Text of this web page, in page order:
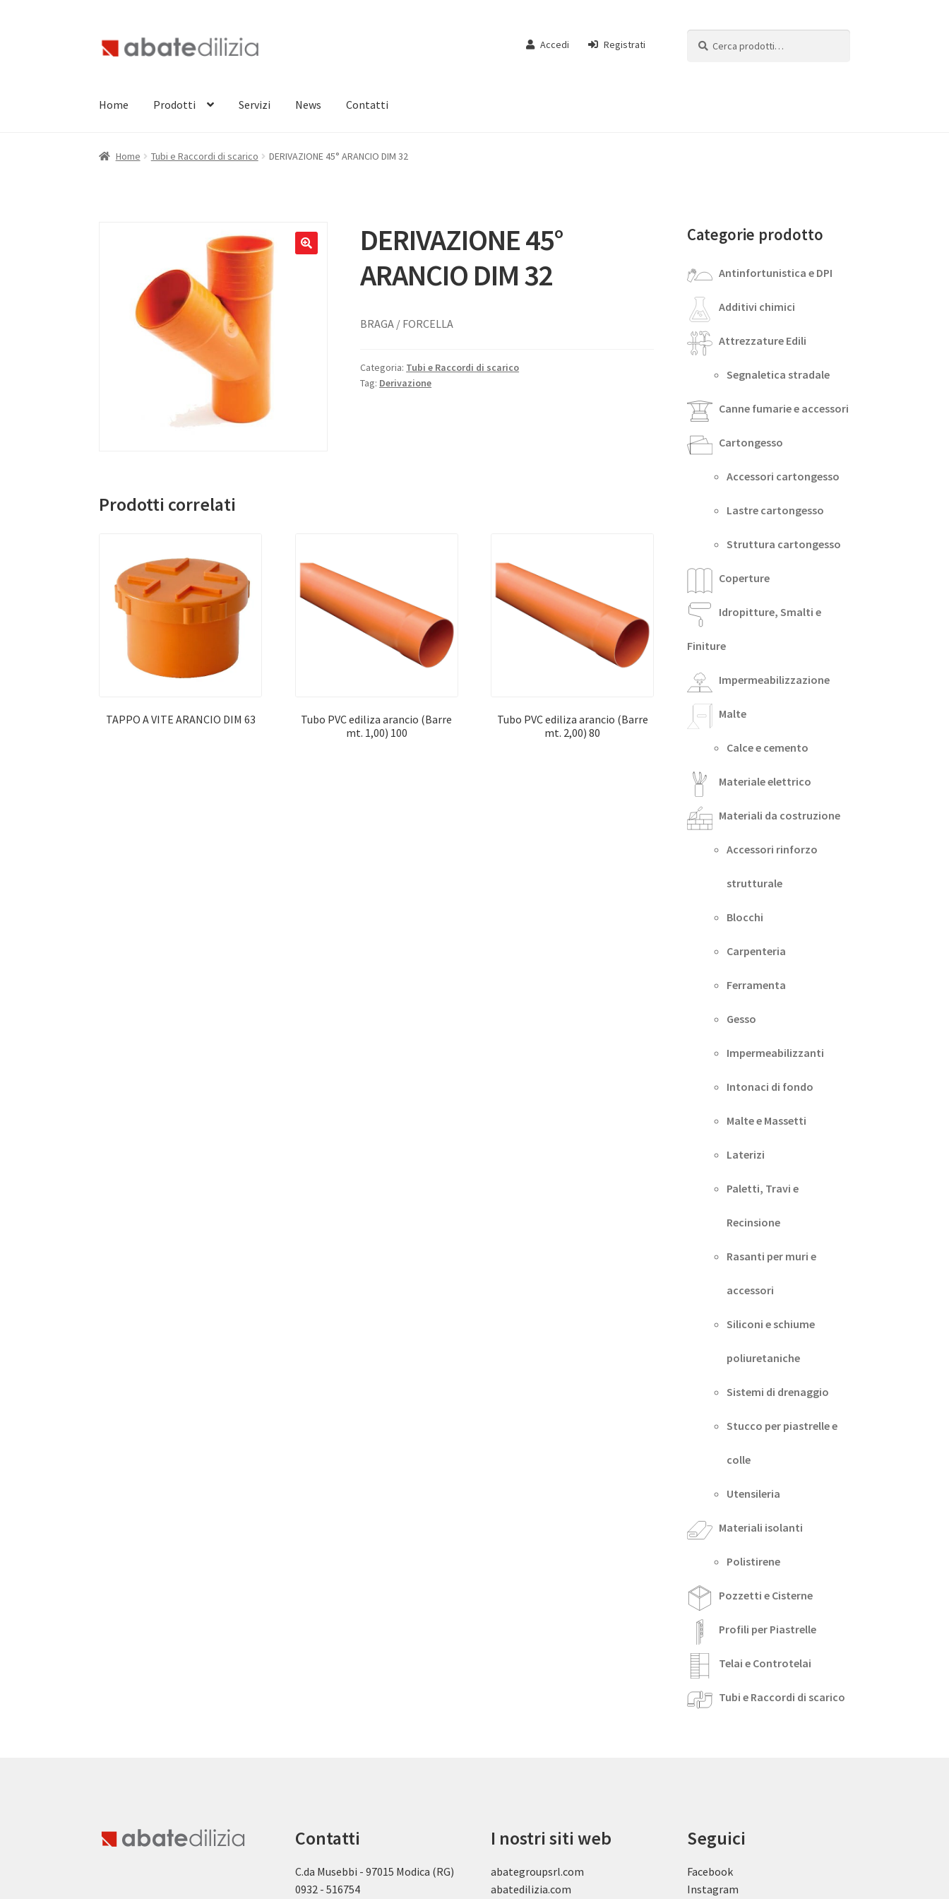
Vai
alla
Vai
al
Accedi Registrati
Home Prodotti Servizi News Contatti
Home Tubi e Raccordi di scarico DERIVAZIONE 45° ARANCIO DIM 32
DERIVAZIONE 45°
ARANCIO DIM 32
BRAGA / FORCELLA
Categoria: Tubi e Raccordi di scarico
Tag: Derivazione
Prodotti correlati
TAPPO A VITE ARANCIO DIM 63
Tubo PVC ediliza arancio (Barre
mt. 1,00) 100
Tubo PVC ediliza arancio (Barre
mt. 2,00) 80
Categorie prodotto
Antinfortunistica e DPI
Additivi chimici
Attrezzature Edili
Segnaletica stradale
Canne fumarie e accessori
Cartongesso
Accessori cartongesso
Lastre cartongesso
Struttura cartongesso
Coperture
Idropitture, Smalti e
Finiture
Impermeabilizzazione
Malte
Calce e cemento
Materiale elettrico
Materiali da costruzione
Accessori rinforzo
strutturale
Blocchi
Carpenteria
Ferramenta
Gesso
Impermeabilizzanti
Intonaci di fondo
Malte e Massetti
Laterizi
Paletti, Travi e
Recinsione
Rasanti per muri e
accessori
Siliconi e schiume
poliuretaniche
Sistemi di drenaggio
Stucco per piastrelle e
colle
Utensileria
Materiali isolanti
Polistirene
Pozzetti e Cisterne
Profili per Piastrelle
Telai e Controtelai
Tubi e Raccordi di scarico
Contatti
C.da Musebbi - 97015 Modica (RG)
0932 - 516754
I nostri siti web
abategroupsrl.com
abatedilizia.com
Seguici
Facebook
Instagram